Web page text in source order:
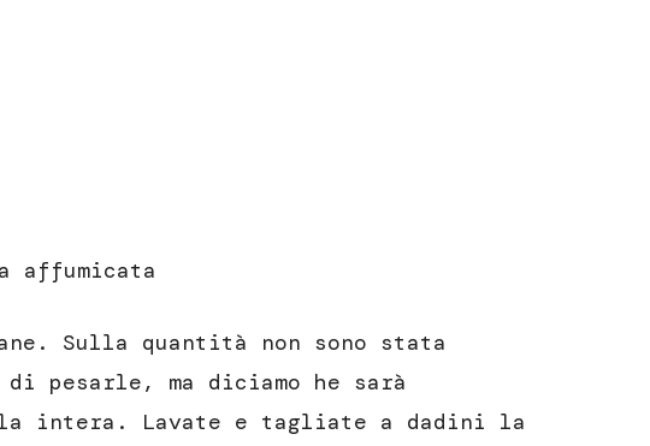
affumicata
Sulla quantità non sono stata
di pesarle, ma diciamo he sarà
intera. Lavate e tagliate a dadini la